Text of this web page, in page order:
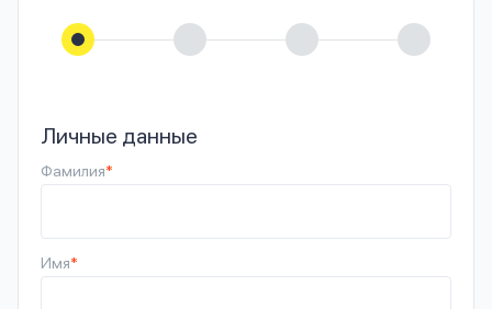
Личные данные
Фамилия*
Имя*